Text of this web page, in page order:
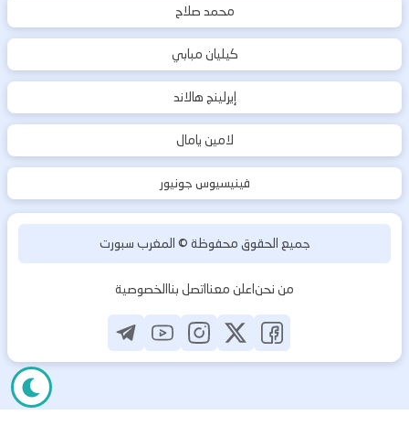
محمد صلاح
كيليان مبابي
إيرلينج هالاند
لامين يامال
فينيسيوس جونيور
جميع الحقوق محفوظة ©المغرب سبورت
من نحناعلن معنااتصل بناالخصوصية